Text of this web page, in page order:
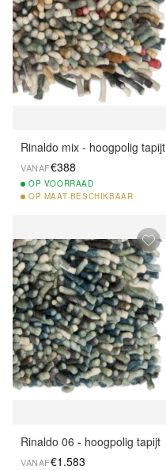
Rinaldo mix - hoogpolig tapijt
VANAF€388
OP VOORRAAD
OP MAAT BESCHIKBAAR
Rinaldo 06 - hoogpolig tapijt
VANAF€1.583